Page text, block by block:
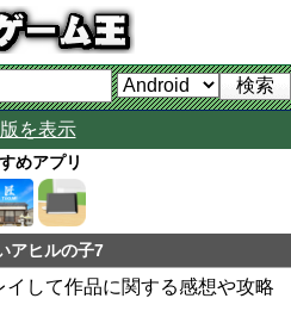
を表示
めアプリ
アヒルの子7
して作品に関する感想や攻略